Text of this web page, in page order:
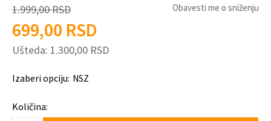
1.999,00RSD
699,00 RSD
Ušteda: 1.300,00 RSD
Obavesti me o sniženju
Izaberi opciju: NSZ
Količina: